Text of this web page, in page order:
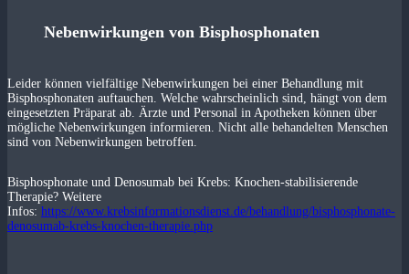
Nebenwirkungen von Bisphosphonaten
Leider können vielfältige Nebenwirkungen bei einer Behandlung mit
Bisphosphonaten auftauchen. Welche wahrscheinlich sind, hängt von dem
eingesetzten Präparat ab. Ärzte und Personal in Apotheken können über
mögliche Nebenwirkungen informieren. Nicht alle behandelten Menschen
sind von Nebenwirkungen betroffen.
Bisphosphonate und Denosumab bei Krebs: Knochen-stabilisierende
Therapie? Weitere
Infos: https://www.krebsinformationsdienst.de/behandlung/bisphosphonate-
denosumab-krebs-knochen-therapie.php